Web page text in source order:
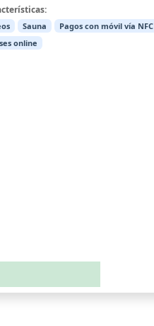
Sauna Pagos con móvil vía NFC
online